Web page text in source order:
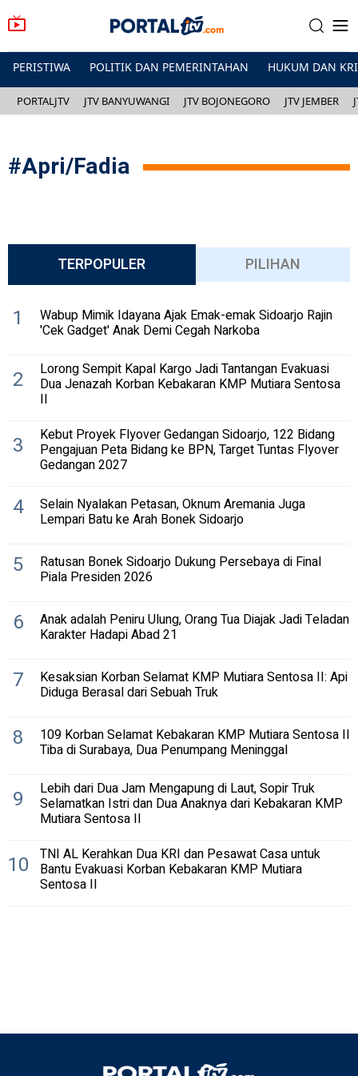
PERISTIWA POLITIK DAN PEMERINTAHAN HUKUM DAN
PORTALJTV JTV BANYUWANGI JTV BOJONEGORO JTV JEMBER
#Apri/Fadia
TERPOPULER PILIHAN
1 Wabup Mimik Idayana Ajak Emak-emak Sidoarjo Rajin
'Cek Gadget' Anak Demi Cegah Narkoba
2 Lorong Sempit Kapal Kargo Jadi Tantangan Evakuasi
Dua Jenazah Korban Kebakaran KMP Mutiara Sentosa
II
3 Kebut Proyek Flyover Gedangan Sidoarjo, 122 Bidang
Pengajuan Peta Bidang ke BPN, Target Tuntas Flyover
Gedangan 2027
4 Selain Nyalakan Petasan, Oknum Aremania Juga
Lempari Batu ke Arah Bonek Sidoarjo
5 Ratusan Bonek Sidoarjo Dukung Persebaya di Final
Piala Presiden 2026
6 Anak adalah Peniru Ulung, Orang Tua Diajak Jadi Teladan
Karakter Hadapi Abad 21
7 Kesaksian Korban Selamat KMP Mutiara Sentosa II: Api
Diduga Berasal dari Sebuah Truk
8 109 Korban Selamat Kebakaran KMP Mutiara Sentosa II
Tiba di Surabaya, Dua Penumpang Meninggal
9 Lebih dari Dua Jam Mengapung di Laut, Sopir Truk
Selamatkan Istri dan Dua Anaknya dari Kebakaran KMP
Mutiara Sentosa II
10 TNI AL Kerahkan Dua KRI dan Pesawat Casa untuk
Bantu Evakuasi Korban Kebakaran KMP Mutiara
Sentosa II